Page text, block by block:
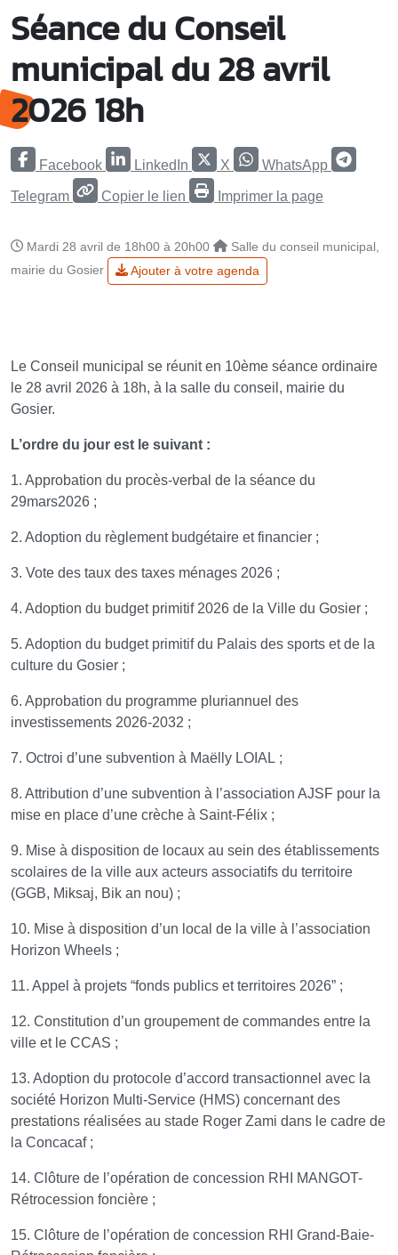
Séance du Conseil
municipal du 28 avril
2026 18h
Facebook LinkedIn X WhatsApp
Telegram Copier le lien Imprimer la page
Mardi 28 avril de 18h00 à 20h00
Salle du conseil municipal,
mairie du Gosier
Ajouter à votre agenda
Le Conseil municipal se réunit en 10ème séance ordinaire
le 28 avril 2026 à 18h, à la salle du conseil, mairie du
Gosier.
L’ordre du jour est le suivant :
1. Approbation du procès-verbal de la séance du
29mars2026 ;
2. Adoption du règlement budgétaire et financier ;
3. Vote des taux des taxes ménages 2026 ;
4. Adoption du budget primitif 2026 de la Ville du Gosier ;
5. Adoption du budget primitif du Palais des sports et de la
culture du Gosier ;
6. Approbation du programme pluriannuel des
investissements 2026-2032 ;
7. Octroi d’une subvention à Maëlly LOIAL ;
8. Attribution d’une subvention à l’association AJSF pour la
mise en place d’une crèche à Saint-Félix ;
9. Mise à disposition de locaux au sein des établissements
scolaires de la ville aux acteurs associatifs du territoire
(GGB, Miksaj, Bik an nou) ;
10. Mise à disposition d’un local de la ville à l’association
Horizon Wheels ;
11. Appel à projets “fonds publics et territoires 2026” ;
12. Constitution d’un groupement de commandes entre la
ville et le CCAS ;
13. Adoption du protocole d’accord transactionnel avec la
société Horizon Multi-Service (HMS) concernant des
prestations réalisées au stade Roger Zami dans le cadre de
la Concacaf ;
14. Clôture de l’opération de concession RHI MANGOT-
Rétrocession foncière ;
15. Clôture de l’opération de concession RHI Grand-Baie-